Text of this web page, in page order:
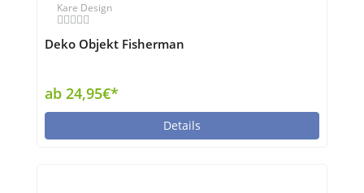
Kare Design
Deko Objekt Fisherman
ab 24,95€*
Details